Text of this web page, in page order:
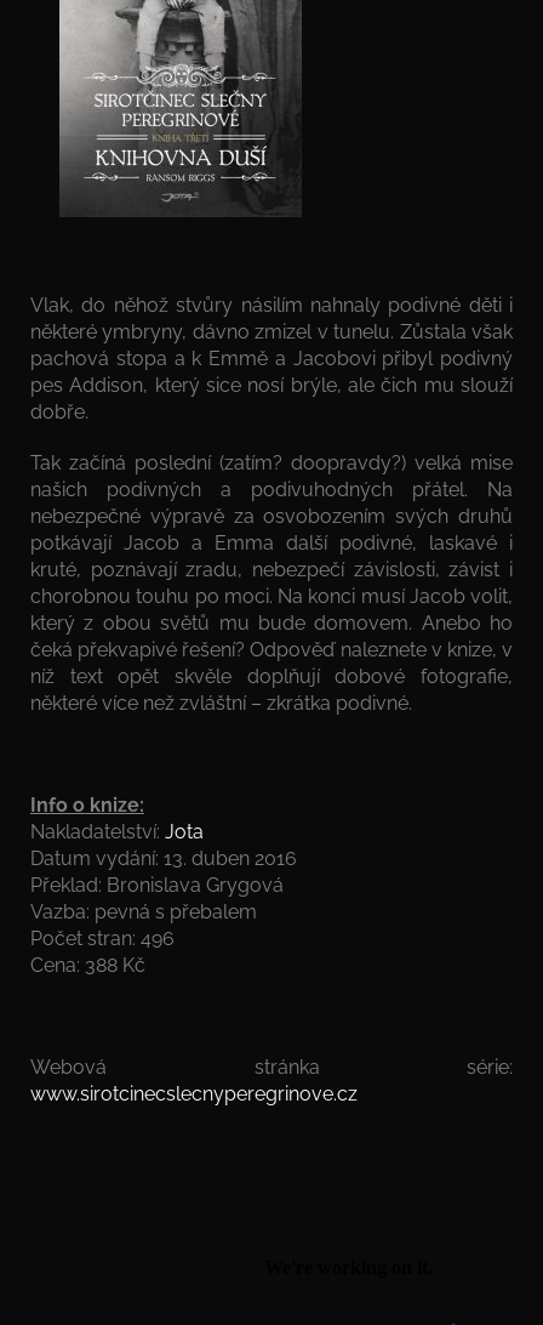
Vlak, do něhož stvůry násilím nahnaly podivné děti i
některé ymbryny, dávno zmizel v tunelu. Zůstala však
pachová stopa a k Emmě a Jacobovi přibyl podivný
pes Addison, který sice nosí brýle, ale čich mu slouží
dobře.
Tak začíná poslední (zatím? doopravdy?) velká mise
našich podivných a podivuhodných přátel. Na
nebezpečné výpravě za osvobozením svých druhů
potkávají Jacob a Emma další podivné, laskavé i
kruté, poznávají zradu, nebezpečí závislosti, závist i
chorobnou touhu po moci. Na konci musí Jacob volit,
který z obou světů mu bude domovem. Anebo ho
čeká překvapivé řešení? Odpověď naleznete v knize, v
níž text opět skvěle doplňují dobové fotografie,
některé více než zvláštní – zkrátka podivné.
Info o knize:
Nakladatelství: Jota
Datum vydání: 13. duben 2016
Překlad: Bronislava Grygová
Vazba: pevná s přebalem
Počet stran: 496
Cena: 388 Kč
Webová stránka série:
www.sirotcinecslecnyperegrinove.cz